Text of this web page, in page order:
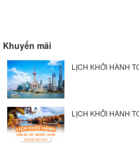
Khuyến mãi
LỊCH KHỞI HÀNH
LỊCH KHỞI HÀNH